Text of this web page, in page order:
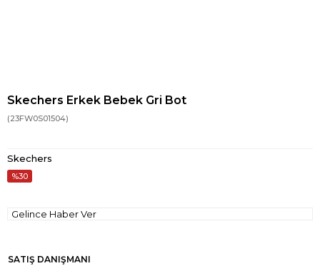
Skechers Erkek Bebek Gri Bot
(23FW0S01504)
Skechers
30
Gelince Haber Ver
SATIŞ DANIŞMANI